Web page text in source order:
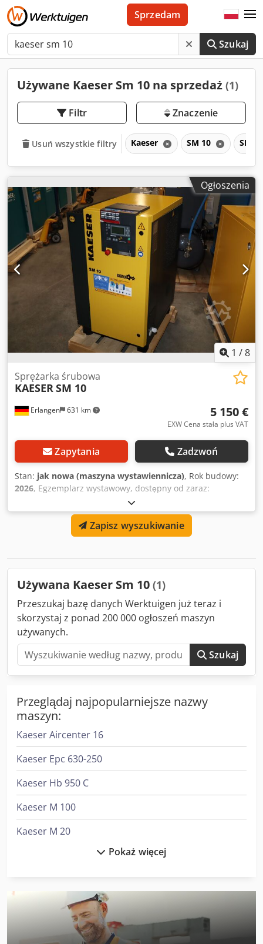
Szukaj
Sprzedam
Używane Kaeser Sm 10 na sprzedaż (1)
Filtr Znaczenie
Usuń wszystkie filtry Kaeser SM 10 SM
Ogłoszenia
1 /8
Erlangen 631 km
Sprężarka śrubowa
KAESERSM 10
5 150 €
EXW Cena stała plus VAT
Zapytania Zadzwoń
Stan: jak nowa (maszyna wystawiennicza), Rok budowy:
2026, Egzemplarz wystawowy, dostępny od zaraz:
Dkedpsipm Iysfx Akbor Kompresor śrubowy Kaeser SM 10
(10 bar) z SIGMA Control 2 Rok prod.: 2026 Motogodziny:
0,5 h Dane techniczne: Wydajność przy 10 bar: 0,78 l/min
Moc silnika: 5,5 kW Podłączenie elektryczne: 400 V / 3 / 50
220 kg Przyłącze sprężonego powietrza: G 3/4" Poziom
powierzchni ponad 450 m² znajdziesz szeroki wybór
używanych i nowych kompresorów.
Zapisz wyszukiwanie
Używana Kaeser Sm 10 (1)
Przeszukaj bazę danych Werktuigen już teraz i
skorzystaj z ponad 200 000 ogłoszeń maszyn
używanych.
Szukaj
Przeglądaj najpopularniejsze nazwy
maszyn:
Kaeser Aircenter 16
Kaeser Epc 630-250
Kaeser Hb 950 C
Kaeser M 100
Kaeser M 20
Kaeser Omega 83P
Pokaż więcej